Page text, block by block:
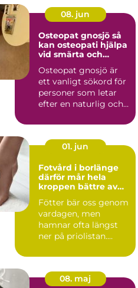
08. jun
Osteopat gnosjö så
kan osteopati hjälpa
vid smärta och
Osteopat gnosjö är
ett vanligt sökord för
personer som letar
efter en naturlig och
01. jun
Fotvård i borlänge
därför mår hela
kroppen bättre av
Fötter bär oss genom
vardagen, men
hamnar ofta längst
ner på priolistan.
först när...
08. maj